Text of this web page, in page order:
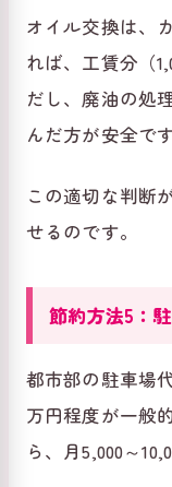
オイル交換は、
れば、工賃分（
だし、廃油の処
んだ方が安全です
この適切な判断
せるのです。
節約方法5：
都市部の駐車場
万円程度が一般
ら、月5,000～